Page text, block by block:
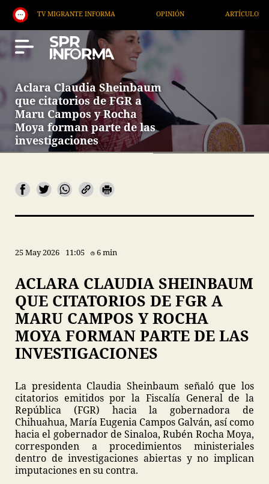
MIGRANTE INFORMA
Aclara Claudia Sheinbaum
que citatorios de FGR a
Maru Campos y Rocha
Moya forman parte de las
investigaciones
25 May 2026 11:05 6 min
ACLARA CLAUDIA SHEINBAUM
QUE CITATORIOS DE FGR A
MARU CAMPOS Y ROCHA
MOYA FORMAN PARTE DE LAS
INVESTIGACIONES
La presidenta Claudia Sheinbaum señaló que los
citatorios emitidos por la Fiscalía General de la
República (FGR) hacia la gobernadora de
Chihuahua, María Eugenia Campos Galván, así como
hacia el gobernador de Sinaloa, Rubén Rocha Moya,
corresponden a procedimientos ministeriales
dentro de investigaciones abiertas y no implican
imputaciones en su contra.